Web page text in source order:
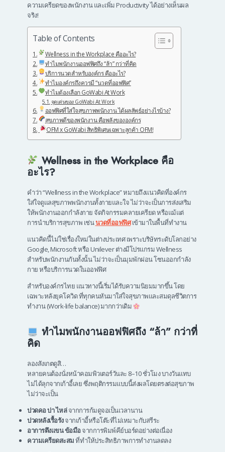
ความเครียดของพนักงาน และเพิ่ม Productivity ได้อย่างเห็นผล
จริง!
Table of Contents
Wellness in the Workplace คืออะไร?
ทำไมพนักงานออฟฟิศถึง “ล้า” กว่าที่คิด
บริการนวดสำหรับองค์กร คืออะไร?
ทำไมองค์กรถึงควรมี “นวดที่ออฟฟิศ”
ทำไมต้องเลือก GoWabi At Work
จุดเด่นของ GoWabi At Work
ออฟฟิศที่ใส่ใจสุขภาพพนักงาน ได้ผลลัพธ์อย่างไรบ้าง?
สุขภาพดีของพนักงาน คือพลังขององค์กร
OFM x GoWabi สิทธิพิเศษเฉพาะลูกค้า OFM!
Wellness in the Workplace คือ
อะไร?
คำว่า “Wellness in the Workplace” หมายถึงแนวคิดที่องค์กร
ใส่ใจดูแลสุขภาพพนักงานทั้งกายและใจ ไม่ว่าจะเป็นการส่งเสริม
ให้พนักงานออกกำลังกาย จัดกิจกรรมคลายเครียด หรือแม้แต่
การนำบริการสุขภาพ เช่นนวดที่ออฟฟิศเข้ามาในพื้นที่ทำงาน
แนวคิดนี้ไม่ใช่เรื่องใหม่ในต่างประเทศ เพราะบริษัทระดับโลกอย่าง
Google, Microsoft หรือ Unilever ต่างมีโปรแกรม Wellness
สำหรับพนักงานกันทั้งนั้น ไม่ว่าจะเป็นมุมพักผ่อน โซนออกกำลัง
กาย หรือบริการนวดในออฟฟิศ
สำหรับองค์กรไทย แนวทางนี้เริ่มได้รับความนิยมมากขึ้น โดย
เฉพาะหลังยุคโควิด ที่ทุกคนหันมาใส่ใจสุขภาพและสมดุลชีวิตการ
ทำงาน (Work-life balance) มากกว่าเดิม
ทำไมพนักงานออฟฟิศถึง “ล้า” กว่าที่
คิด
ลองสังเกตดูสิ…
หลายคนต้องนั่งหน้าคอมพิวเตอร์วันละ 8–10 ชั่วโมง บางวันแทบ
ไม่ได้ลุกจากเก้าอี้เลย ซึ่งพฤติกรรมแบบนี้ส่งผลโดยตรงต่อสุขภาพ
ไม่ว่าจะเป็น
ปวดคอ บ่า ไหล่จากการก้มดูจอเป็นเวลานาน
ปวดหลังเรื้อรังจากเก้าอี้หรือโต๊ะที่ไม่เหมาะกับสรีระ
อาการตึงแขน ข้อมือจากการพิมพ์คีย์บอร์ดอย่างต่อเนื่อง
ความเครียดสะสมที่ทำให้ประสิทธิภาพการทำงานลดลง